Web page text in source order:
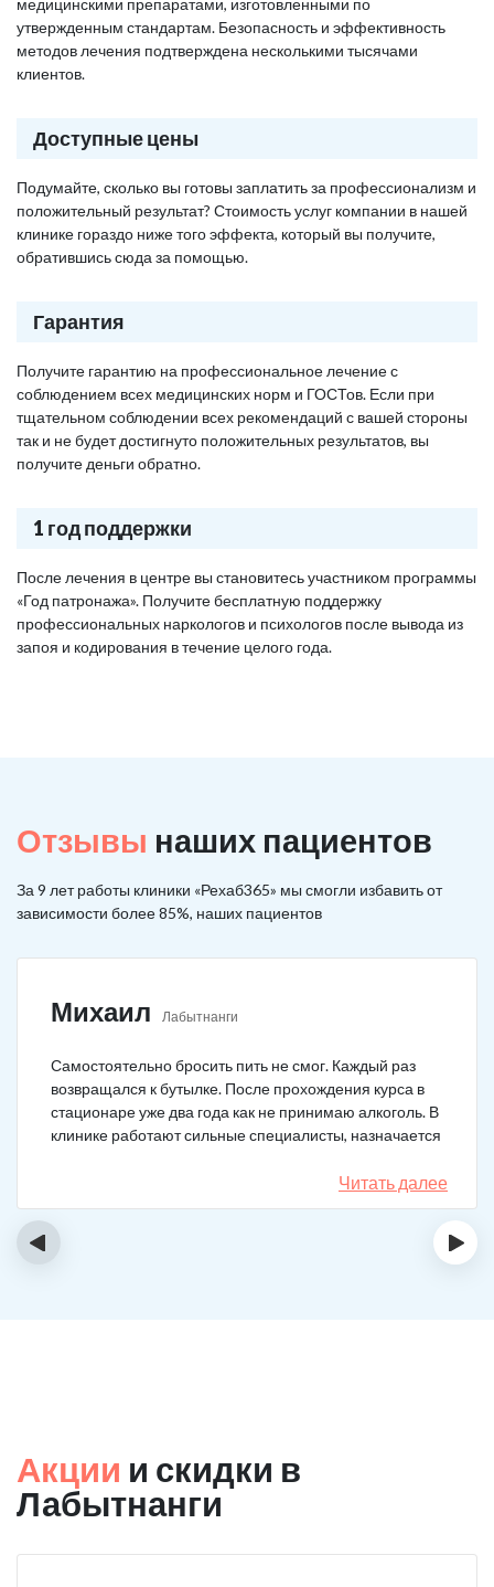
медицинскими препаратами, изготовленными по
утвержденным стандартам. Безопасность и эффективность
методов лечения подтверждена несколькими тысячами
клиентов.
Доступные цены
Подумайте, сколько вы готовы заплатить за профессионализм и
положительный результат? Стоимость услуг компании в нашей
клинике гораздо ниже того эффекта, который вы получите,
обратившись сюда за помощью.
Гарантия
Получите гарантию на профессиональное лечение с
соблюдением всех медицинских норм и ГОСТов. Если при
тщательном соблюдении всех рекомендаций с вашей стороны
так и не будет достигнуто положительных результатов, вы
получите деньги обратно.
1 год поддержки
После лечения в центре вы становитесь участником программы
«Год патронажа». Получите бесплатную поддержку
профессиональных наркологов и психологов после вывода из
запоя и кодирования в течение целого года.
Отзывы наших пациентов
За 9 лет работы клиники «Рехаб365» мы смогли избавить от
зависимости более 85%, наших пациентов
Михаил Лабытнанги
Самостоятельно бросить пить не смог. Каждый раз
возвращался к бутылке. После прохождения курса в
стационаре уже два года как не принимаю алкоголь. В
клинике работают сильные специалисты, назначается
Читать далее
‹ ›
Акции и скидки в
Лабытнанги